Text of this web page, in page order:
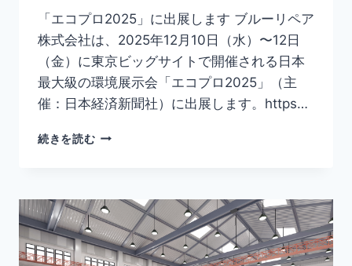
「エコプロ2025」に出展します ブルーリペア
株式会社は、2025年12月10日（水）〜12日
（金）に東京ビッグサイトで開催される日本
最大級の環境展示会「エコプロ2025」（主
催：日本経済新聞社）に出展します。https…
続きを読む